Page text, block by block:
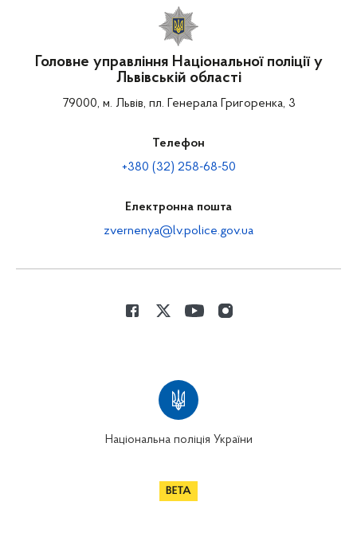
Головне управління Національної поліції у
Львівській області
79000, м. Львів, пл. Генерала Григоренка, 3
Телефон
+380 (32) 258-68-50
Електронна пошта
zvernenya@lv.police.gov.ua
Національна поліція України